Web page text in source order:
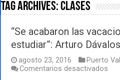
Tag Archives:clases
“Se acabaron las
estudiar”: Arturo Dávalos
agosto 23, 2016
Puerto
Comentarios desactivados